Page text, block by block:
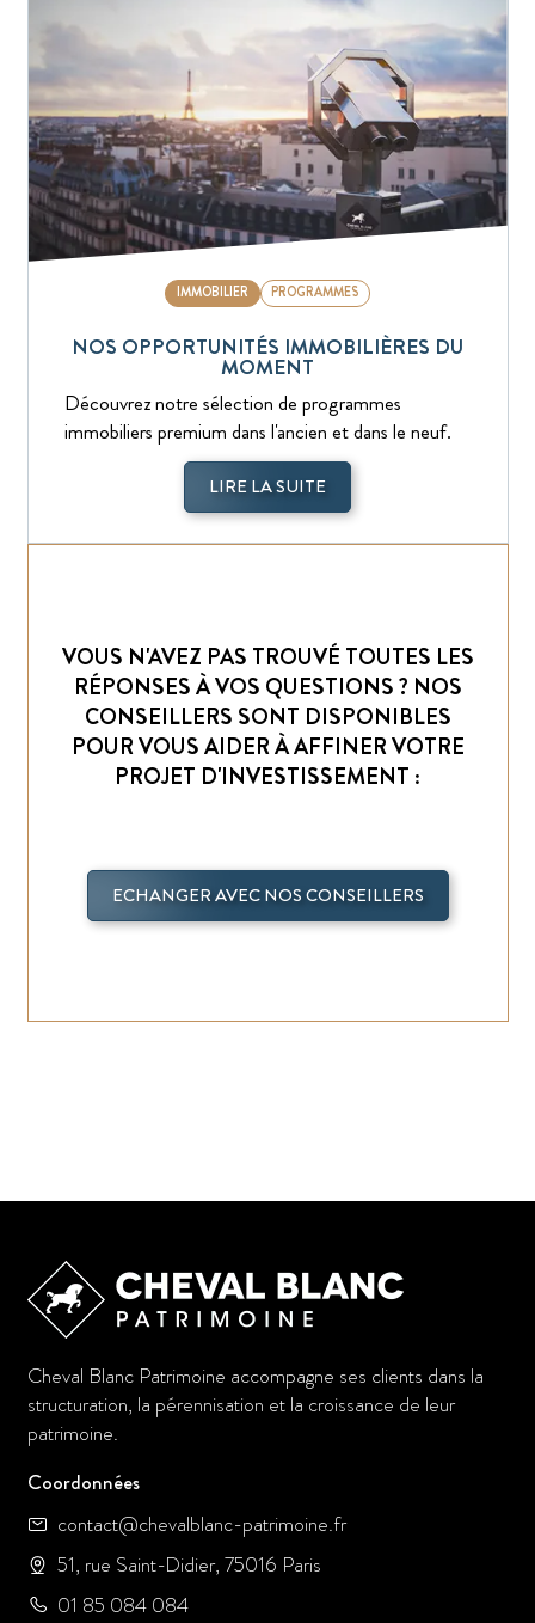
IMMOBILIER PROGRAMMES
NOS OPPORTUNITÉS IMMOBILIÈRES DU
MOMENT
Découvrez notre sélection de programmes
immobiliers premium dans l'ancien et dans le neuf.
LIRE LA SUITE
VOUS N'AVEZ PAS TROUVÉ TOUTES LES
RÉPONSES À VOS QUESTIONS ? NOS
CONSEILLERS SONT DISPONIBLES
POUR VOUS AIDER À AFFINER VOTRE
PROJET D'INVESTISSEMENT :
ECHANGER AVEC NOS CONSEILLERS
Cheval Blanc Patrimoine accompagne ses clients dans la
structuration, la pérennisation et la croissance de leur
patrimoine.
Coordonnées
contact@chevalblanc-patrimoine.fr
51, rue Saint-Didier, 75016 Paris
01 85 084 084